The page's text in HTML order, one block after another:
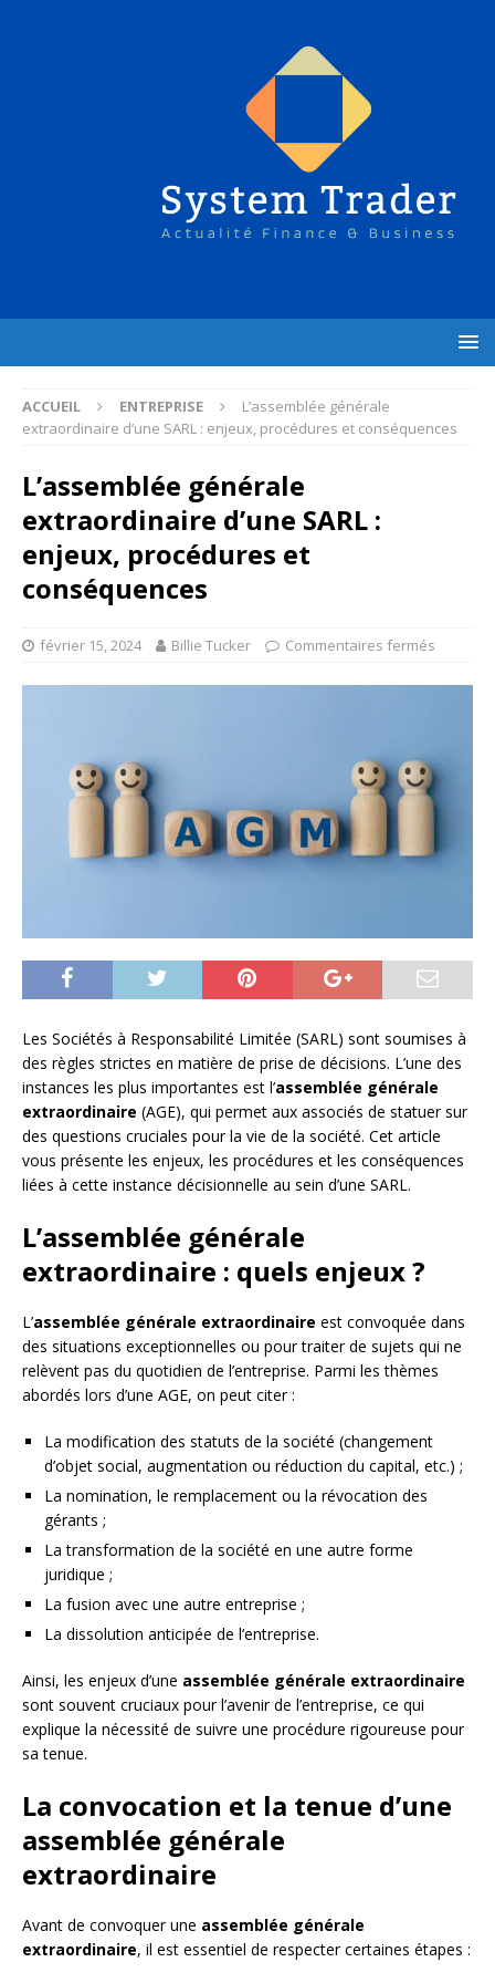
ACCUEIL ENTREPRISE
L’assemblée générale
extraordinaire d’une SARL : enjeux, procédures et conséquences
L’assemblée générale
extraordinaire d’une SARL :
enjeux, procédures et
conséquences
février 15, 2024 Billie Tucker Commentaires fermés
Les Sociétés à Responsabilité Limitée (SARL) sont soumises à
des règles strictes en matière de prise de décisions. L’une des
instances les plus importantes est l’assemblée générale
extraordinaire (AGE), qui permet aux associés de statuer sur
des questions cruciales pour la vie de la société. Cet article
vous présente les enjeux, les procédures et les conséquences
liées à cette instance décisionnelle au sein d’une SARL.
L’assemblée générale
extraordinaire : quels enjeux ?
L’assemblée générale extraordinaire est convoquée dans
des situations exceptionnelles ou pour traiter de sujets qui ne
relèvent pas du quotidien de l’entreprise. Parmi les thèmes
abordés lors d’une AGE, on peut citer :
La modification des statuts de la société (changement
d’objet social, augmentation ou réduction du capital, etc.) ;
La nomination, le remplacement ou la révocation des
gérants ;
La transformation de la société en une autre forme
juridique ;
La fusion avec une autre entreprise ;
La dissolution anticipée de l’entreprise.
Ainsi, les enjeux d’une assemblée générale extraordinaire
sont souvent cruciaux pour l’avenir de l’entreprise, ce qui
explique la nécessité de suivre une procédure rigoureuse pour
sa tenue.
La convocation et la tenue d’une
assemblée générale
extraordinaire
Avant de convoquer une assemblée générale
extraordinaire, il est essentiel de respecter certaines étapes :